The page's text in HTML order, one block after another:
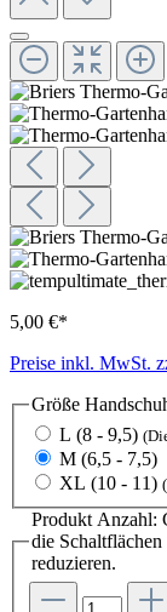
5,00 €*
Preise inkl. MwSt.
Größe
L (8 - 9,5)
M (6,5 - 7,5)
XL (10 - 11)
Produkt Anzahl:
die
reduzieren.